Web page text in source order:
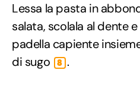
Lessa la pasta in
salata, scolala al dente
padella capiente
di sugo
8 .